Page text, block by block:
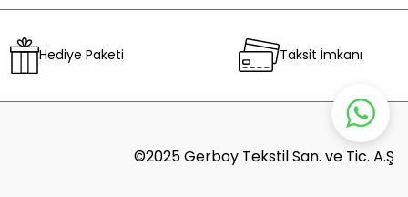
Hediye Paketi Taksit İmkanı
©2025 Gerboy Tekstil San. ve Tic. A.Ş